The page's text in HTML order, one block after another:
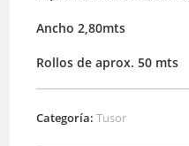
Ancho 2,80mts
Rollos de aprox. 50 mts
Categoría:Tusor